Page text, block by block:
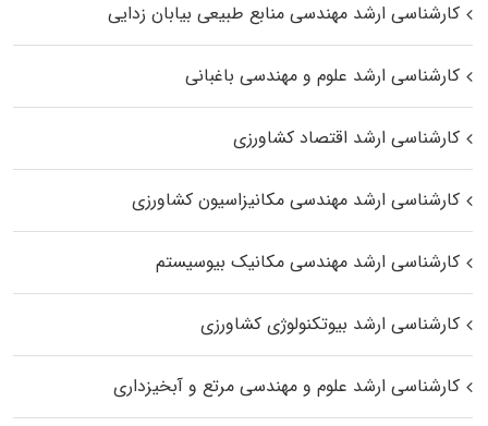
کارشناسی ارشد مهندسی منابع طبیعی بیابان زدایی
کارشناسی ارشد علوم و مهندسی باغبانی
کارشناسی ارشد اقتصاد کشاورزی
کارشناسی ارشد مهندسی مکانیزاسیون کشاورزی
کارشناسی ارشد مهندسی مکانیک بیوسیستم
کارشناسی ارشد بیوتکنولوژی کشاورزی
کارشناسی ارشد علوم و مهندسی مرتع و آبخیزداری